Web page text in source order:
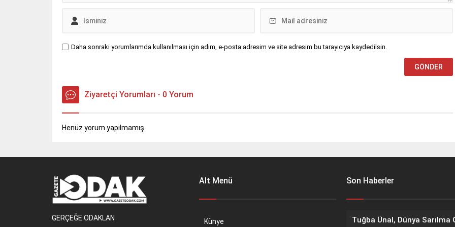
Daha sonraki yorumlarımda kullanılması için adım, e-posta adresim ve site adresim bu tarayıcıya kaydedilsin.
Ziyaretçi Yorumları - 0 Yorum
Henüz yorum yapılmamış.
GERÇEĞE ODAKLAN
Alt Menü
Künye
Son Haberler